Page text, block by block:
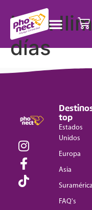
USA
días
top
Estados
Unidos
Europa
Asia
Suramérica
FAQ's